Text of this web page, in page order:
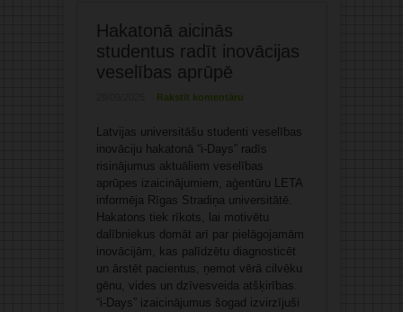
Hakatonā aicinās
studentus radīt inovācijas
veselības aprūpē
Rakstīt komentāru
Latvijas universitāšu studenti veselības
inovāciju hakatonā “i-Days” radīs
risinājumus aktuāliem veselības
aprūpes izaicinājumiem, aģentūru LETA
informēja Rīgas Stradiņa universitātē.
Hakatons tiek rīkots, lai motivētu
dalībniekus domāt arī par pielāgojamām
inovācijām, kas palīdzētu diagnosticēt
un ārstēt pacientus, ņemot vērā cilvēku
gēnu, vides un dzīvesveida atšķirības.
“i-Days” izaicinājumus šogad izvirzījuši